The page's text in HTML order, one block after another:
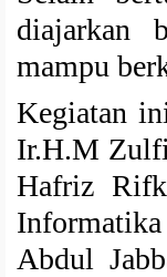
diajarkan
mampu
Kegiatan
Ir.H.M
Hafriz
Abdul